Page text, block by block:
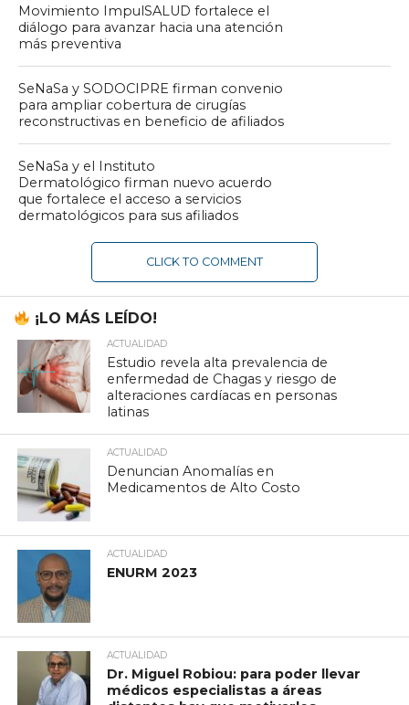
Movimiento ImpulSALUD fortalece el
diálogo para avanzar hacia una atención
más preventiva
SeNaSa y SODOCIPRE firman convenio
para ampliar cobertura de cirugías
reconstructivas en beneficio de afiliados
SeNaSa y el Instituto
Dermatológico firman nuevo acuerdo
que fortalece el acceso a servicios
dermatológicos para sus afiliados
CLICK TO COMMENT
¡LO MÁS LEÍDO!
ACTUALIDAD
Estudio revela alta prevalencia de
enfermedad de Chagas y riesgo de
alteraciones cardíacas en personas
latinas
ACTUALIDAD
Denuncian Anomalías en
Medicamentos de Alto Costo
ACTUALIDAD
ENURM 2023
ACTUALIDAD
Dr. Miguel Robiou: para poder llevar
médicos especialistas a áreas